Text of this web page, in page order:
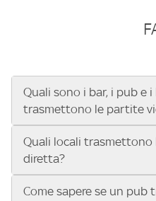
Quali sono i bar, i pub e
trasmettono le partite
Se cerchi un bar, pub,
vedere le partite di Serie A
UEFA Champions League, la
Conference League, il
Quali locali
diretta?
Vuoi sapere quali bar, pub
Come sapere se un